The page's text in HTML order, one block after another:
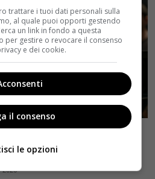
film: Robert Richardson
e l’addio a The Movie Critic
2026
trattare i tuoi dati personali sulla
al quale puoi opporti gestendo
un link in fondo a questa
per gestire o revocare il consenso
e dei cookie.
il consenso
le opzioni